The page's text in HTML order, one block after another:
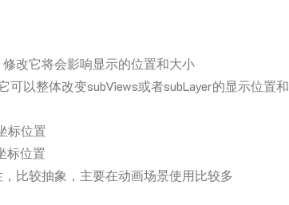
改它将会影响显示的位置和大小
以整体改变subViews或者subLayer的显示位置和
标位置
标位置
比较抽象，主要在动画场景使用比较多